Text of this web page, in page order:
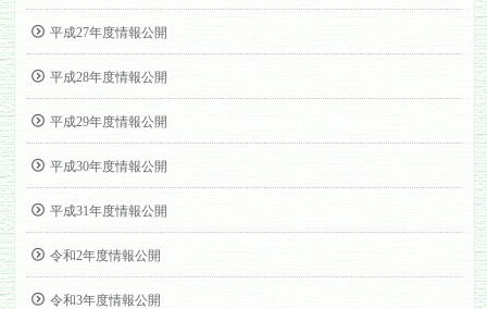
平成27年度情報公開
平成28年度情報公開
平成29年度情報公開
平成30年度情報公開
平成31年度情報公開
令和2年度情報公開
令和3年度情報公開